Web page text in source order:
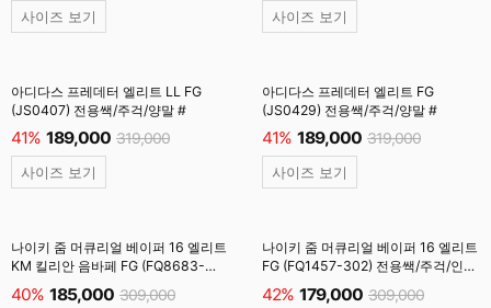
사이즈 보기 사이즈 보기
아디다스 프레데터 엘리트 LL FG
(JS0407) 전용쌕/주걱/양말 #
41% 189,000 319,000
사이즈 보기
아디다스 프레데터 엘리트 FG
(JS0429) 전용쌕/주걱/양말 #
41% 189,000 319,000
사이즈 보기
나이키 줌 머큐리얼 베이퍼 16 엘리트
KM 킬리안 음바페 FG (FQ8683-
801) 전용쌕/주걱/인솔 #
40% 185,000 309,000
나이키 줌 머큐리얼 베이퍼 16 엘리트
FG (FQ1457-302) 전용쌕/주걱/인솔
#
42% 179,000 309,000